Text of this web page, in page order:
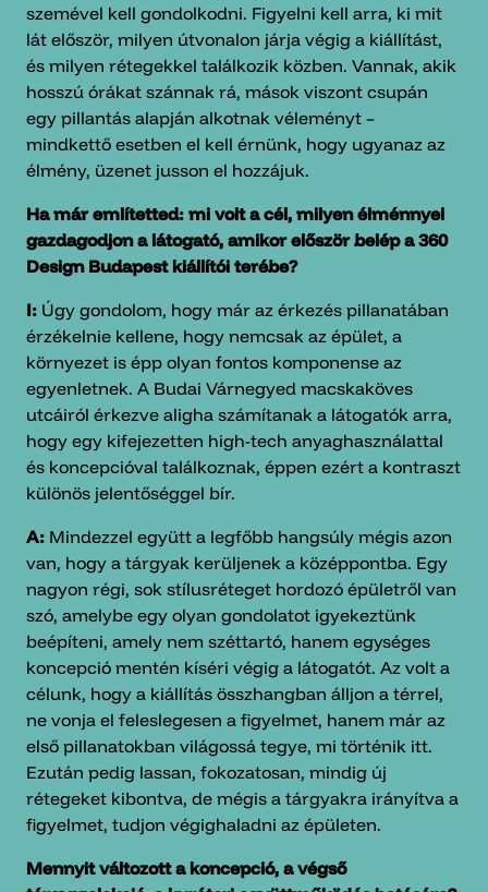
szemével kell gondolkodni. Figyelni kell arra, ki mit
lát először, milyen útvonalon járja végig a kiállítást,
és milyen rétegekkel találkozik közben. Vannak, akik
hosszú órákat szánnak rá, mások viszont csupán
egy pillantás alapján alkotnak véleményt –
mindkettő esetben el kell érnünk, hogy ugyanaz az
élmény, üzenet jusson el hozzájuk.
Ha már említetted: mi volt a cél, milyen élménnyel
gazdagodjon a látogató, amikor először belép a 360
Design Budapest kiállítói terébe?
I: Úgy gondolom, hogy már az érkezés pillanatában
érzékelnie kellene, hogy nemcsak az épület, a
környezet is épp olyan fontos komponense az
egyenletnek. A Budai Várnegyed macskaköves
utcáiról érkezve aligha számítanak a látogatók arra,
hogy egy kifejezetten high-tech anyaghasználattal
és koncepcióval találkoznak, éppen ezért a kontraszt
különös jelentőséggel bír.
A: Mindezzel együtt a legfőbb hangsúly mégis azon
van, hogy a tárgyak kerüljenek a középpontba. Egy
nagyon régi, sok stílusréteget hordozó épületről van
szó, amelybe egy olyan gondolatot igyekeztünk
beépíteni, amely nem széttartó, hanem egységes
koncepció mentén kíséri végig a látogatót. Az volt a
célunk, hogy a kiállítás összhangban álljon a térrel,
ne vonja el feleslegesen a figyelmet, hanem már az
első pillanatokban világossá tegye, mi történik itt.
Ezután pedig lassan, fokozatosan, mindig új
rétegeket kibontva, de mégis a tárgyakra irányítva a
figyelmet, tudjon végighaladni az épületen.
Mennyit változott a koncepció, a végső